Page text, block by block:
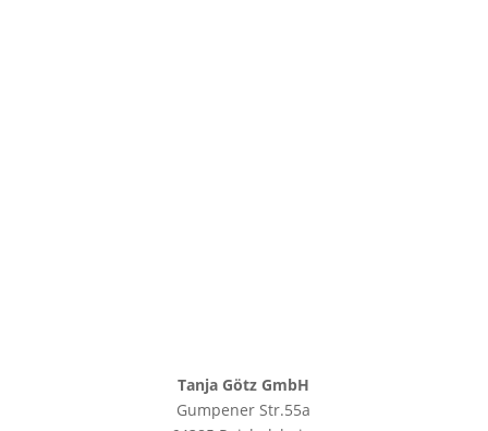
Tanja Götz GmbH
Gumpener Str.55a